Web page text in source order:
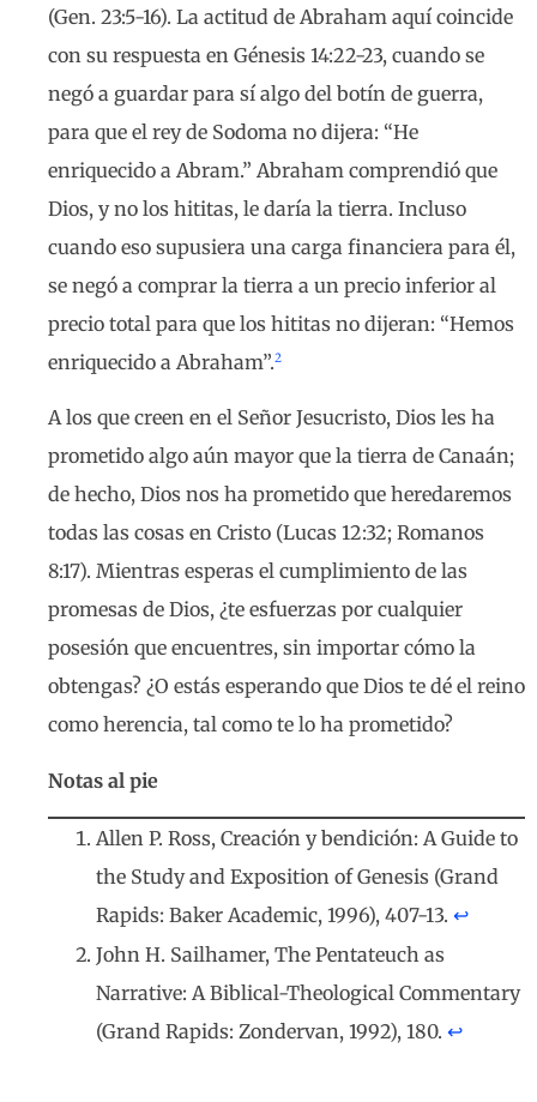
(Gen. 23:5-16). La actitud de Abraham aquí coincide
con su respuesta en Génesis 14:22-23, cuando se
negó a guardar para sí algo del botín de guerra,
para que el rey de Sodoma no dijera: “He
enriquecido a Abram.” Abraham comprendió que
Dios, y no los hititas, le daría la tierra. Incluso
cuando eso supusiera una carga financiera para él,
se negó a comprar la tierra a un precio inferior al
precio total para que los hititas no dijeran: “Hemos
enriquecido a Abraham”.2
A los que creen en el Señor Jesucristo, Dios les ha
prometido algo aún mayor que la tierra de Canaán;
de hecho, Dios nos ha prometido que heredaremos
todas las cosas en Cristo (Lucas 12:32; Romanos
8:17). Mientras esperas el cumplimiento de las
promesas de Dios, ¿te esfuerzas por cualquier
posesión que encuentres, sin importar cómo la
obtengas? ¿O estás esperando que Dios te dé el reino
como herencia, tal como te lo ha prometido?
Notas al pie
Allen P. Ross, Creación y bendición: A Guide to
the Study and Exposition of Genesis (Grand
Rapids: Baker Academic, 1996), 407-13. ↩︎
John H. Sailhamer, The Pentateuch as
Narrative: A Biblical-Theological Commentary
(Grand Rapids: Zondervan, 1992), 180. ↩︎